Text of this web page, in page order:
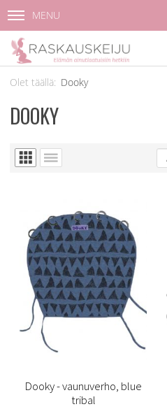
MENU
Dooky
DOOKY
Dooky - vaunuverho, blue
tribal